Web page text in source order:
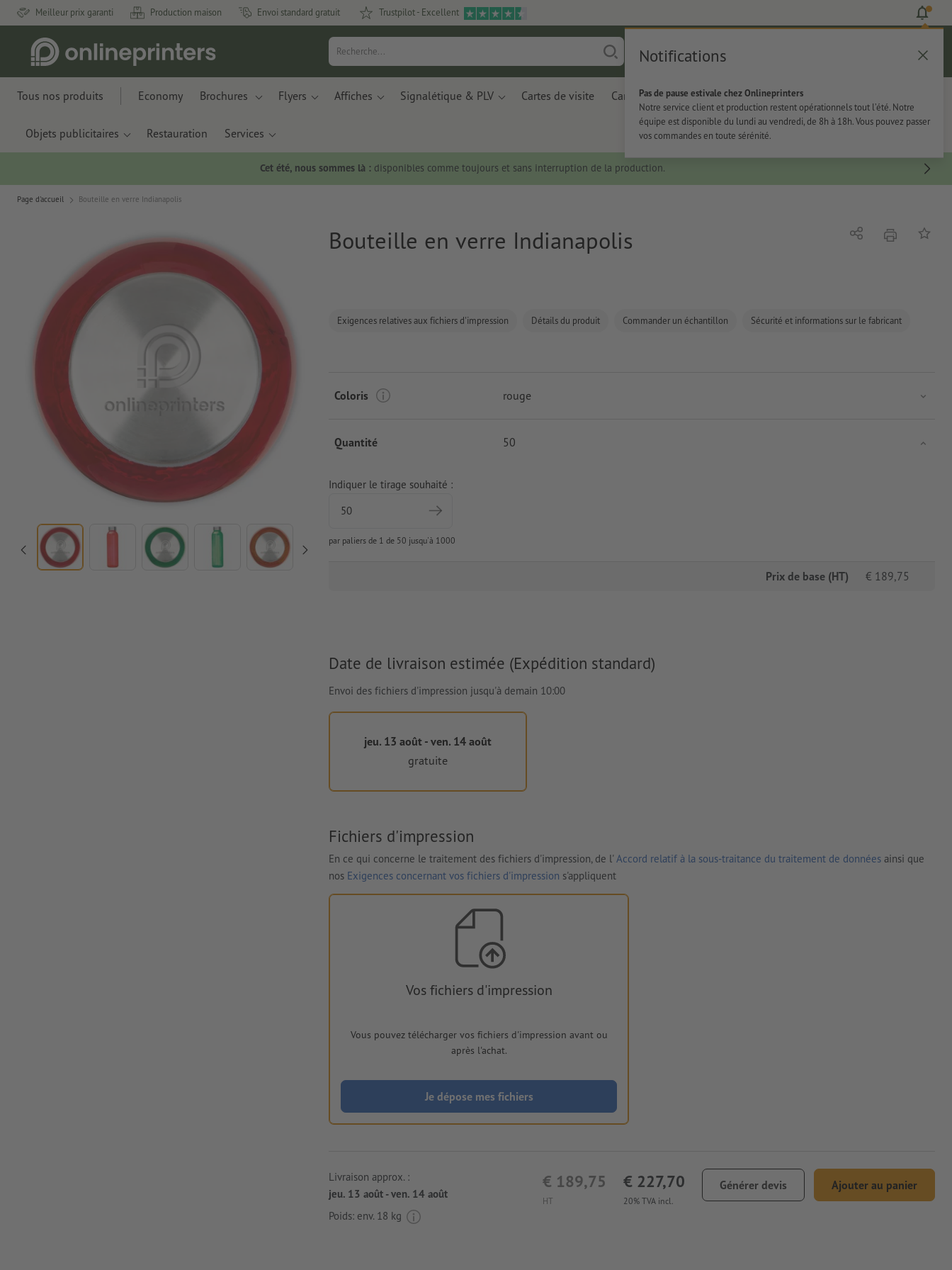
Meilleur prix garanti Production maison Envoi standard gratuit Trustpilot - Excellent
Notifications
Pas de pause estivale chez Onlineprinters
Notre service client et production restent opérationnels tout l’été. Notre
équipe est disponible du lundi au vendredi, de 8h à 18h. Vous pouvez passer
vos commandes en toute sérénité.
Panier
Tous nos produits Economy Brochures Flyers Affiches Signalétique & PLV Cartes de visite Carterie Papeterie Autocollants
Objets publicitaires Restauration Services
Cet été, nous sommes là :disponibles comme toujours et sans interruption de la production.
Page d'accueil Bouteille en verre Indianapolis
Bouteille en verre Indianapolis
Exigences relatives aux fichiers d'impression Détails du produit Commander un échantillon Sécurité et informations sur le fabricant
Partagerimprimer
Coloris rouge
Quantité 50
Indiquer le tirage souhaité :
par paliers de 1 de 50 jusqu'à 1000
Prix de base (HT) € 189,75
Date de livraison estimée (Expédition standard)
Envoi des fichiers d'impression jusqu'à demain 10:00
jeu. 13 août - ven. 14 août
gratuite
Fichiers d'impression
En ce qui concerne le traitement des fichiers d'impression, de l'Accord relatif à la sous-traitance du traitement de données ainsi que
nos Exigences concernant vos fichiers d'impression s'appliquent
Vos fichiers d'impression
Vous pouvez télécharger vos fichiers d'impression avant ou
après l'achat.
Je dépose mes fichiers
HT
€ 189,75
20% TVA incl.
€ 227,70 Générer devis Ajouter au panier
Livraison approx. :
jeu. 13 août - ven. 14 août
Poids: env. 18 kg